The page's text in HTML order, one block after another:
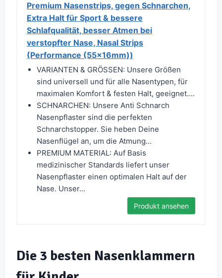
Premium Nasenstrips, gegen Schnarchen,
Extra Halt für Sport & bessere
Schlafqualität, besser Atmen bei
verstopfter Nase, Nasal Strips
(Performance (55x16mm))
VARIANTEN & GRÖSSEN: Unsere Größen
sind universell und für alle Nasentypen, für
maximalen Komfort & festen Halt, geeignet....
SCHNARCHEN: Unsere Anti Schnarch
Nasenpflaster sind die perfekten
Schnarchstopper. Sie heben Deine
Nasenflügel an, um die Atmung...
PREMIUM MATERIAL: Auf Basis
medizinischer Standards liefert unser
Nasenpflaster einen optimalen Halt auf der
Nase. Unser...
Produkt ansehen
Die 3 besten Nasenklammern